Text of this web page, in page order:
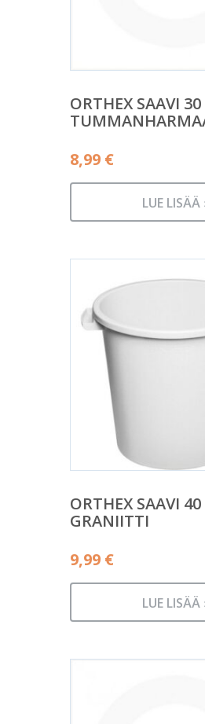
ORTHEX SAAVI
8,99 €
LUE LISÄÄ
ORTHEX SAAVI
GRANIITTI
9,99 €
LUE LISÄÄ